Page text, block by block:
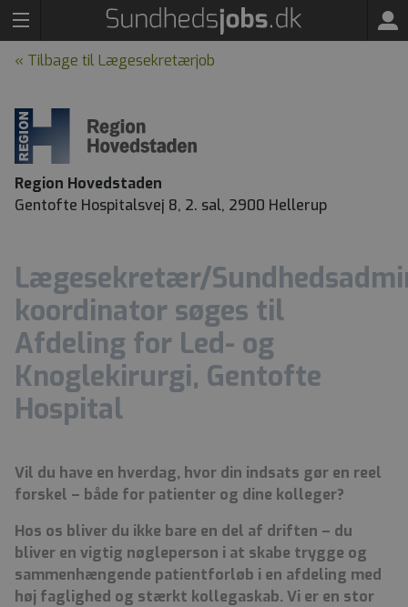
« Tilbage til Lægesekretærjob
Region Hovedstaden
Gentofte Hospitalsvej 8, 2. sal, 2900 Hellerup
Lægesekretær/
koordinator søges til
Afdeling for Led- og
Knoglekirurgi, Gentofte
Hospital
Vil du have en hverdag, hvor din indsats gør en reel
forskel – både for patienter og dine kolleger?
Hos os bliver du ikke bare en del af driften – du
bliver en vigtig nøgleperson i at skabe trygge og
sammenhængende patientforløb i en afdeling med
høj faglighed og stærkt kollegaskab. Vi er en stor